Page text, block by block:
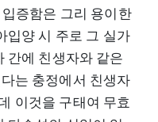
증함은 그리 용이한
입양 시 주로 그 실가
간에 친생자와 같은
는 충정에서 친생자
이것을 구태여 무효